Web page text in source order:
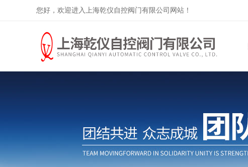
您好，欢迎进入上海乾仪自控阀门有限公司网站！